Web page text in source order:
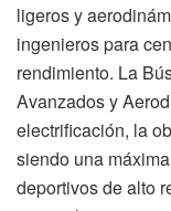
ligeros y
ingenieros para
rendimiento. La
Avanzados y
electrificación, la
siendo una
deportivos de alto